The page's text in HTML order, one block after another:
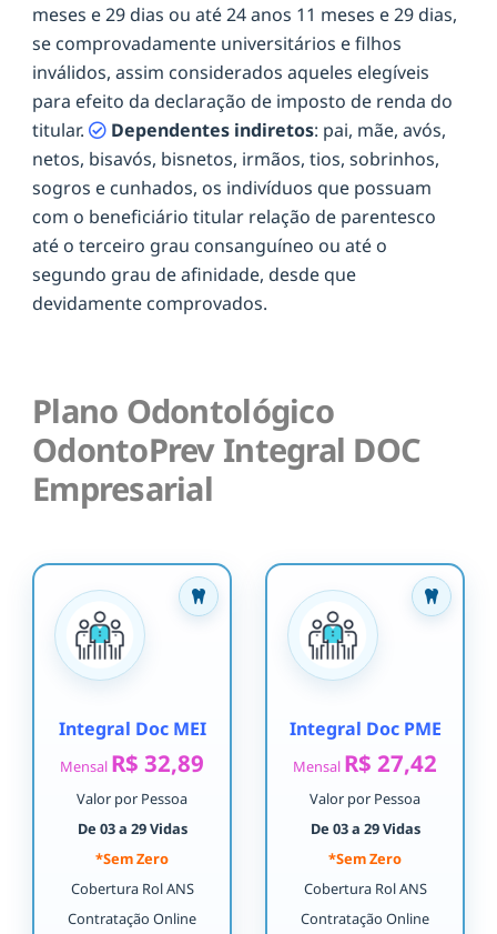
meses e 29 dias ou até 24 anos 11 meses e 29 dias,
se comprovadamente universitários e filhos
inválidos, assim considerados aqueles elegíveis
para efeito da declaração de imposto de renda do
titular.
Dependentes indiretos: pai, mãe, avós,
netos, bisavós, bisnetos, irmãos, tios, sobrinhos,
sogros e cunhados, os indivíduos que possuam
com o beneficiário titular relação de parentesco
até o terceiro grau consanguíneo ou até o
segundo grau de afinidade, desde que
devidamente comprovados.
Plano Odontológico
OdontoPrev Integral DOC
Empresarial
Integral Doc MEI
Mensal R$ 32,89
Valor por Pessoa
De 03 a 29 Vidas
*Sem Zero
Cobertura Rol ANS
Contratação Online
Integral Doc PME
Mensal R$ 27,42
Valor por Pessoa
De 03 a 29 Vidas
*Sem Zero
Cobertura Rol ANS
Contratação Online